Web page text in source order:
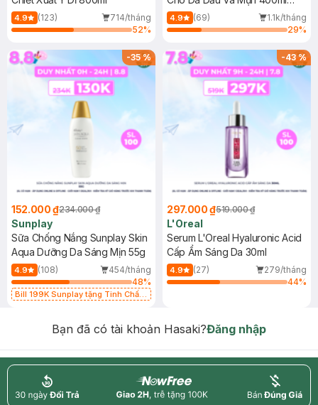
4.9 (123)
714/tháng
52%
(Mới)
4.9 (69)
1.1k/tháng
29%
-35%
152.000 ₫234.000 ₫
Sunplay
Sữa Chống Nắng Sunplay Skin
Aqua Dưỡng Da Sáng Mịn 55g
4.9 (108)
454/tháng
48%
Bill 199K Sunplay tặng Tinh Chất
-43%
297.000 ₫519.000 ₫
L'Oreal
Serum L'Oreal Hyaluronic Acid
Cấp Ẩm Sáng Da 30ml
4.9 (27)
279/tháng
44%
Bạn đã có tài khoản Hasaki?Đăng nhập